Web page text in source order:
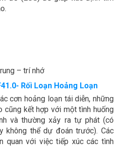
– trí nhớ
Rối Loạn Hoảng Loạn
cơn hoảng loạn tái diễn, những
cũng kết hợp với một tình huống
và thường xảy ra tự phát (có
không thể dự đoán trước). Các
quan với việc tiếp xúc các tình